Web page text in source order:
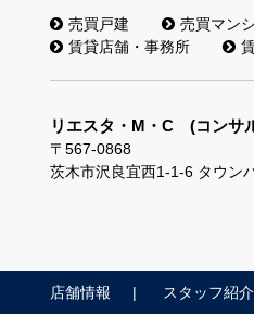
売買戸建 売買マン
賃貸店舗・事務所
リエスタ・M・C (コンサ
〒567-0868
茨木市沢良宜西1-1-6 タウン
店舗情報 スタッフ紹介